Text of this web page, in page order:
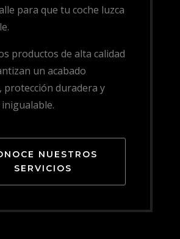
para que tu coche luzca
productos de alta calidad
un acabado
protección duradera y
NUESTROS
SERVICIOS